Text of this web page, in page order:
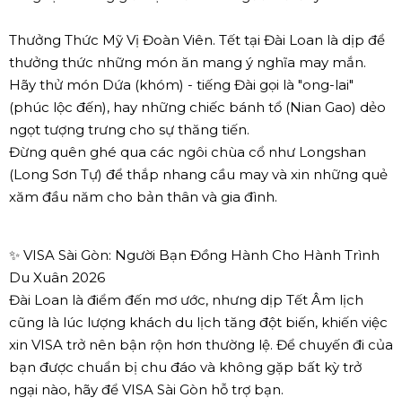
Thưởng Thức Mỹ Vị Đoàn Viên. Tết tại Đài Loan là dịp để
thưởng thức những món ăn mang ý nghĩa may mắn.
Hãy thử món Dứa (khóm) - tiếng Đài gọi là "ong-lai"
(phúc lộc đến), hay những chiếc bánh tổ (Nian Gao) dẻo
ngọt tượng trưng cho sự thăng tiến.
Đừng quên ghé qua các ngôi chùa cổ như Longshan
(Long Sơn Tự) để thắp nhang cầu may và xin những quẻ
xăm đầu năm cho bản thân và gia đình.
✨ VISA Sài Gòn: Người Bạn Đồng Hành Cho Hành Trình
Du Xuân 2026
Đài Loan là điểm đến mơ ước, nhưng dịp Tết Âm lịch
cũng là lúc lượng khách du lịch tăng đột biến, khiến việc
xin VISA trở nên bận rộn hơn thường lệ. Để chuyến đi của
bạn được chuẩn bị chu đáo và không gặp bất kỳ trở
ngại nào, hãy để VISA Sài Gòn hỗ trợ bạn.